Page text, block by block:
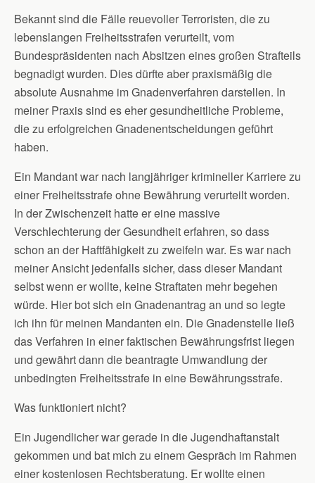
Bekannt sind die Fälle reuevoller Terroristen, die zu
lebenslangen Freiheitsstrafen verurteilt, vom
Bundespräsidenten nach Absitzen eines großen Strafteils
begnadigt wurden. Dies dürfte aber praxismäßig die
absolute Ausnahme im Gnadenverfahren darstellen. In
meiner Praxis sind es eher gesundheitliche Probleme,
die zu erfolgreichen Gnadenentscheidungen geführt
haben.
Ein Mandant war nach langjähriger krimineller Karriere zu
einer Freiheitsstrafe ohne Bewährung verurteilt worden.
In der Zwischenzeit hatte er eine massive
Verschlechterung der Gesundheit erfahren, so dass
schon an der Haftfähigkeit zu zweifeln war. Es war nach
meiner Ansicht jedenfalls sicher, dass dieser Mandant
selbst wenn er wollte, keine Straftaten mehr begehen
würde. Hier bot sich ein Gnadenantrag an und so legte
ich ihn für meinen Mandanten ein. Die Gnadenstelle ließ
das Verfahren in einer faktischen Bewährungsfrist liegen
und gewährt dann die beantragte Umwandlung der
unbedingten Freiheitsstrafe in eine Bewährungsstrafe.
Was funktioniert nicht?
Ein Jugendlicher war gerade in die Jugendhaftanstalt
gekommen und bat mich zu einem Gespräch im Rahmen
einer kostenlosen Rechtsberatung. Er wollte einen